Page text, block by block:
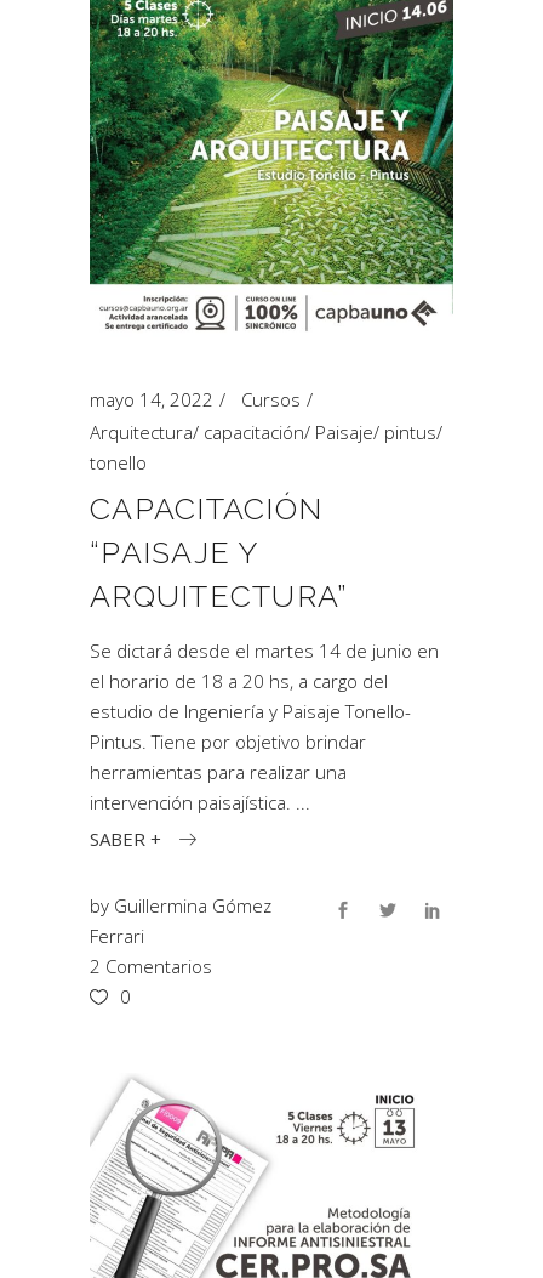
mayo 14, 2022
Cursos
Arquitectura/ capacitación/ Paisaje/ pintus/
tonello
CAPACITACIÓN
“PAISAJE Y
ARQUITECTURA”
Se dictará desde el martes 14 de junio en
el horario de 18 a 20 hs, a cargo del
estudio de Ingeniería y Paisaje Tonello-
Pintus. Tiene por objetivo brindar
herramientas para realizar una
intervención paisajística.
SABER +
by Guillermina Gómez
Ferrari
2 Comentarios
0